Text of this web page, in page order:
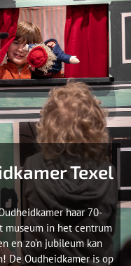
Texel
haar 70-
museum in het centrum
en zo’n jubileum kan
De Oudheidkamer is op